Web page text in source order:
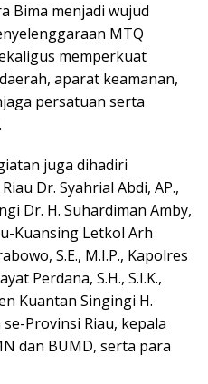
Bima menjadi wujud
MTQ
memperkuat
aparat keamanan,
persatuan serta
juga dihadiri
Dr. Syahrial Abdi, AP.,
Dr. H. Suhardiman Amby,
Kuansing Letkol Arh
S.E., M.I.P., Kapolres
Perdana, S.H., S.I.K.,
Kuantan Singingi H.
Provinsi Riau, kepala
dan BUMD, serta para